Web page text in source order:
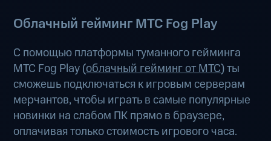
Облачный гейминг МТС Fog Play
С помощью платформы туманного гейминга
МТС Fog Play (облачный гейминг от МТС) ты
сможешь подключаться к игровым серверам
мерчантов, чтобы играть в самые популярные
новинки на слабом ПК прямо в браузере,
оплачивая только стоимость игрового часа.